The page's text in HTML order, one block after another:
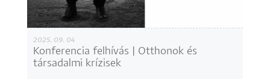
2025. 09. 04
Konferencia felhívás | Otthonok és
társadalmi krízisek